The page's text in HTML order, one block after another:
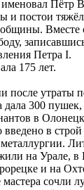
Пётр
и постои
Вместе
Петра I.
175 лет.
после утраты
дала 300
в
в
на Урале, в
и на
мастера сочли